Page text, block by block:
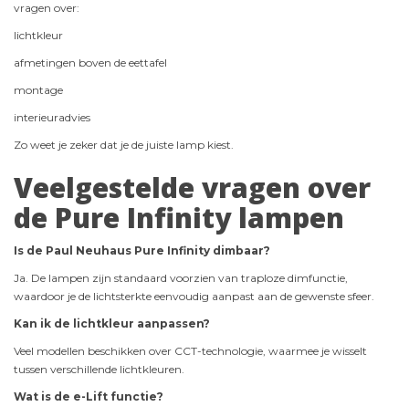
vragen over:
lichtkleur
afmetingen boven de eettafel
montage
interieuradvies
Zo weet je zeker dat je de juiste lamp kiest.
Veelgestelde vragen over
de Pure Infinity lampen
Is de Paul Neuhaus Pure Infinity dimbaar?
Ja. De lampen zijn standaard voorzien van traploze dimfunctie,
waardoor je de lichtsterkte eenvoudig aanpast aan de gewenste sfeer.
Kan ik de lichtkleur aanpassen?
Veel modellen beschikken over CCT-technologie, waarmee je wisselt
tussen verschillende lichtkleuren.
Wat is de e-Lift functie?